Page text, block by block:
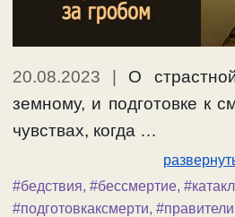
20.08.2023 | О
земному, и подготовке к
чувствах, когда …
#бедствия, #бессмертие,
#подготовкаксмерти, #правители